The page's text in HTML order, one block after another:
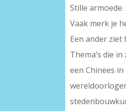
Stille
Vaak merk je
Een ander ziet
Thema’s die
een Chinees